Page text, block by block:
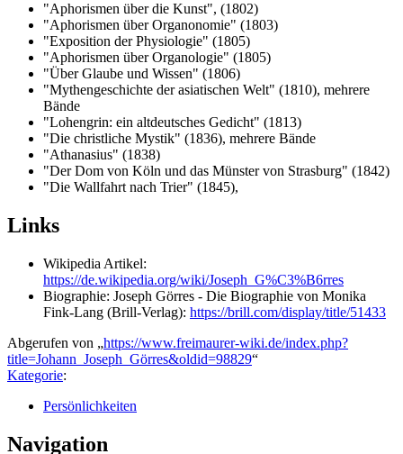
"Aphorismen über die Kunst", (1802)
"Aphorismen über Organonomie" (1803)
"Exposition der Physiologie" (1805)
"Aphorismen über Organologie" (1805)
"Über Glaube und Wissen" (1806)
"Mythengeschichte der asiatischen Welt" (1810), mehrere
Bände
"Lohengrin: ein altdeutsches Gedicht" (1813)
"Die christliche Mystik" (1836), mehrere Bände
"Athanasius" (1838)
"Der Dom von Köln und das Münster von Strasburg" (1842)
"Die Wallfahrt nach Trier" (1845),
Links
Wikipedia Artikel:
https://de.wikipedia.org/wiki/Joseph_G%C3%B6rres
Biographie: Joseph Görres - Die Biographie von Monika
Fink-Lang (Brill-Verlag): https://brill.com/display/title/51433
Abgerufen von „https://www.freimaurer-wiki.de/index.php?
title=Johann_Joseph_Görres&oldid=98829“
Kategorie:
Persönlichkeiten
Navigation